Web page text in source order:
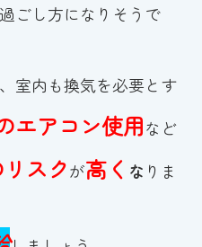
ごし方になりそうで
室内も換気を必要とす
エアコン使用など
スクが高く な りま